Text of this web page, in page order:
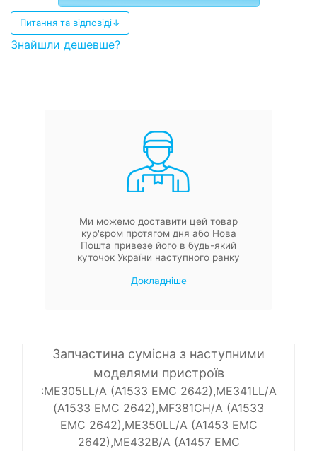
Питання та відповіді↓
Знайшли дешевше?
Ми можемо доставити цей товар
кур'єром протягом дня або Нова
Пошта привезе його в будь-який
куточок України наступного ранку
Докладніше
Запчастина сумісна з наступними
моделями пристроїв
:ME305LL/A (A1533 EMC 2642),ME341LL/A
(A1533 EMC 2642),MF381CH/A (A1533
EMC 2642),ME350LL/A (A1453 EMC
2642),ME432B/A (A1457 EMC